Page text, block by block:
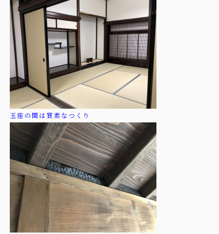
玉座の間は質素なつくり